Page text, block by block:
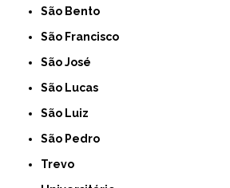
São Bento
São Francisco
São José
São Lucas
São Luiz
São Pedro
Trevo